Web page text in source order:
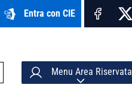
Entra con CIE
Menu Area Riservata